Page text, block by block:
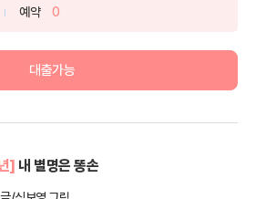
예약 0
대출가능
] 내 별명은 똥손